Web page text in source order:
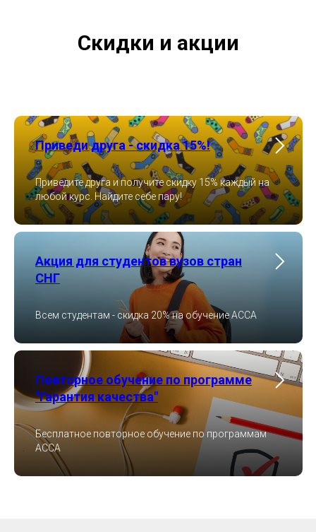
Скидки и акции
Приведи друга - скидка 15%!
Приведите друга и получите скидку 15% каждый на
любой курс. Найдите себе пару!
Акция для студентов вузов стран
СНГ
Всем студентам - скидка 20% на обучение ACCA
Повторное обучение по программе
"Гарантия качества"
Бесплатное повторное обучение по программам
ACCA